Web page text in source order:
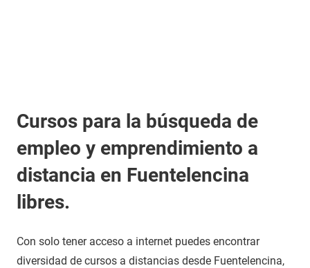
Cursos para la búsqueda de
empleo y emprendimiento a
distancia en Fuentelencina
libres.
Con solo tener acceso a internet puedes encontrar
diversidad de cursos a distancias desde Fuentelencina,